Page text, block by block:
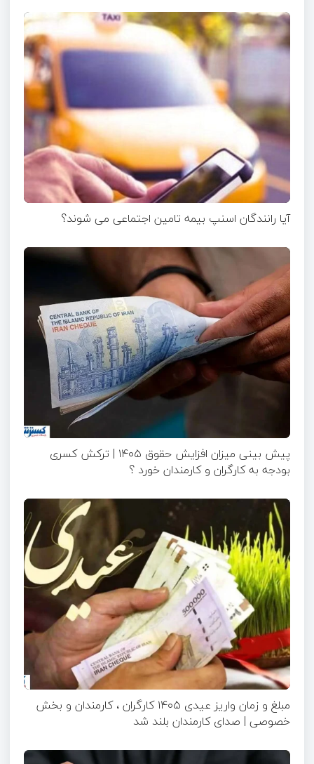
آیا رانندگان اسنپ بیمه تامین اجتماعی می شوند؟
پیش بینی میزان افزایش حقوق ۱۴۰۵ | ترکش کسری
بودجه به کارگران و کارمندان خورد ؟
مبلغ و زمان واریز عیدی ۱۴۰۵ کارگران ، کارمندان و بخش
خصوصی | صدای کارمندان بلند شد